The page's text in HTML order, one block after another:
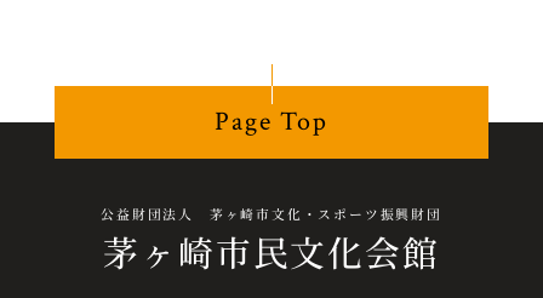
Page Top
公益財団法人 茅ヶ崎市文化・スポーツ振興財団
茅ヶ崎市民文化会館